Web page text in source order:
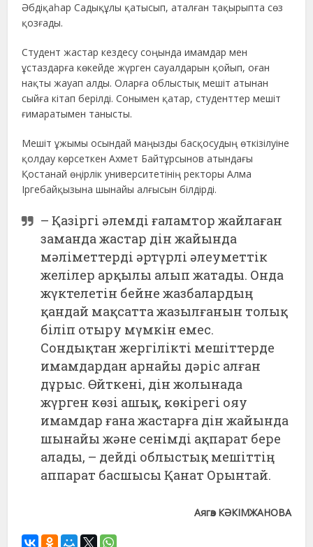
Әбдіқаһар Садықұлы қатысып, аталған тақырыпта сөз
қозғады.
Студент жастар кездесу соңында имамдар мен
ұстаздарға көкейде жүрген сауалдарын қойып, оған
нақты жауап алды. Оларға облыстық мешіт атынан
сыйға кітап берілді. Сонымен қатар, студенттер мешіт
ғимаратымен танысты.
Мешіт ұжымы осындай маңызды басқосудың өткізілуіне
қолдау көрсеткен Ахмет Байтұрсынов атындағы
Қостанай өңірлік университетінің ректоры Алма
Іргебайқызына шынайы алғысын білдірді.
– Қазіргі әлемді ғаламтор жайлаған
заманда жастар дін жайында
мәліметтерді әртүрлі әлеуметтік
желілер арқылы алып жатады. Онда
жүктелетін бейне жазбалардың
қандай мақсатта жазылғанын толық
біліп отыру мүмкін емес.
Сондықтан жергілікті мешіттерде
имамдардан арнайы дәріс алған
дұрыс. Өйткені, дін жолынада
жүрген көзі ашық, көкірегі ояу
имамдар ғана жастарға дін жайында
шынайы және сенімді ақпарат бере
алады, – дейді облыстық мешіттің
аппарат басшысы Қанат Орынтай.
Аягөз КӘКІМЖАНОВА